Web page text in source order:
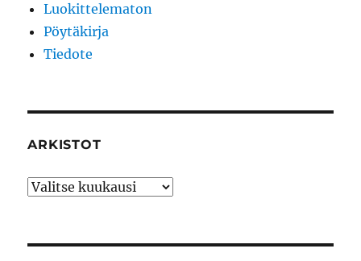
Luokittelematon
Pöytäkirja
Tiedote
ARKISTOT
Arkistot